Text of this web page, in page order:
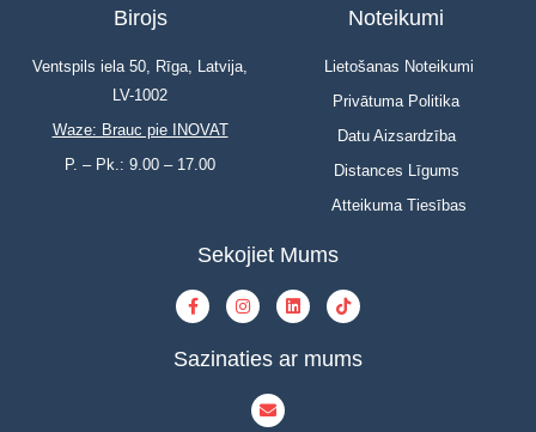
Birojs
Ventspils iela 50, Rīga, Latvija,
LV-1002
Waze: Brauc pie INOVAT
P. – Pk.: 9.00 – 17.00
Noteikumi
Lietošanas Noteikumi
Privātuma Politika
Datu Aizsardzība
Distances Līgums
Atteikuma Tiesības
Sekojiet Mums
Sazinaties ar mums